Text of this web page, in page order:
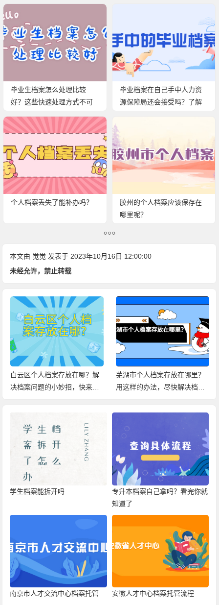
毕业生档案怎么处理比较
好？这些快速处理方式不可
毕业档案在自己手中人力资
源保障局还会接受吗？了解
个人档案丢失了能补办吗？
胶州的个人档案应该保存在
哪里呢？
本文由 觉觉 发表于 2023年10月16日 12:00:00
未经允许，禁止转载
白云区个人档案存放在哪？解
决档案问题的小妙招，快来查
芜湖市个人档案存放在哪里？
用这样的办法，尽快解决档案
学生档案能拆开吗
专升本档案自己拿吗？看完你就
知道了
南京市人才交流中心档案托管 安徽人才中心档案托管流程